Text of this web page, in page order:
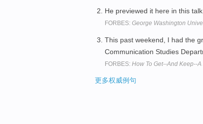
He previewed it here in this
FORBES: George Washington
This past weekend, I had the
Communication Studies
FORBES: How To Get--And Keep--
更多权威例句